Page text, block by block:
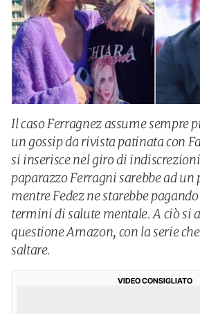
Il caso Ferragnez assume sempre
un gossip da rivista patinata con
si inserisce nel giro di
paparazzo Ferragni sarebbe ad un
mentre Fedez ne starebbe
termini di salute mentale. A ciò si
questione Amazon, con la serie
saltare.
VIDEO CONSIGLIATO